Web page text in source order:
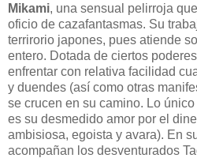
Mikami, una sensual pelirroja
oficio de cazafantasmas. Su
terrirorio japones, pues atiende
entero. Dotada de ciertos
enfrentar con relativa facilidad
y duendes (así como otras
se crucen en su camino. Lo
es su desmedido amor por el
ambisiosa, egoista y avara). En
acompañan los desventurados